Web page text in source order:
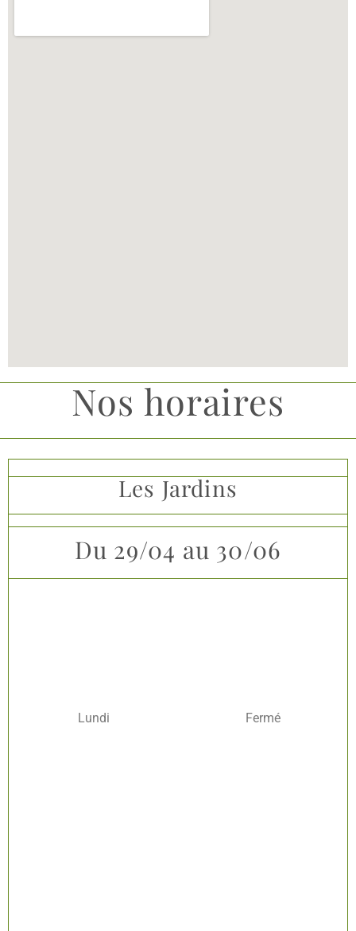
Nos horaires
Les Jardins
Du 29/04 au 30/06
Lundi Fermé